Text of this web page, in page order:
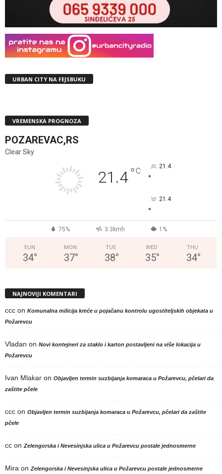
URBAN CITY NA FEJSBUKU
VREMENSKA PROGNOZA
POZAREVAC,RS
Clear Sky
21.4°C 21.4
°
21.4
°
75% 3.3kmh 1%
SUN
34°
MON
37°
TUE
38°
WED
35°
THU
34°
NAJNOVIJI KOMENTARI
ccc on Komunalna milicija kreće u pojačanu kontrolu ugostiteljskih objekata u
Požarevcu
Vladan on Novi kontejneri za staklo i karton postavljeni na više lokacija u
Požarevcu
Ivan Mlakar on Objavljen termin suzbijanja komaraca u Požarevcu, pčelari da
zaštite pčele
ccc on Objavljen termin suzbijanja komaraca u Požarevcu, pčelari da zaštite
pčele
cc on Zelengorska i Nevesinjska ulica u Požarevcu postale jednosmerne
Mira on Zelengorska i Nevesinjska ulica u Požarevcu postale jednosmerne